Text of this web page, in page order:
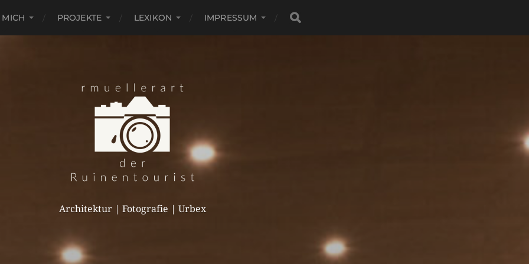
PROJEKTE LEXIKON IMPRESSUM
Architektur | Fotografie | Urbex